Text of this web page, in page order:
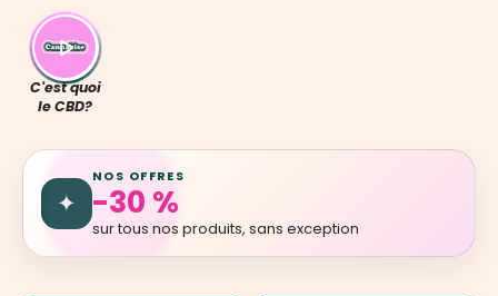
C'est quoi
le CBD?
✦
NOS OFFRES
-30 %
sur tous nos produits, sans exception